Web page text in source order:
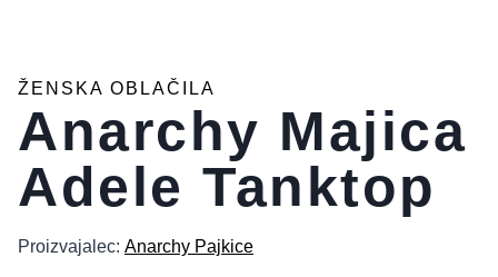
ŽENSKA OBLAČILA
Anarchy Majica
Adele Tanktop
Proizvajalec: Anarchy Pajkice